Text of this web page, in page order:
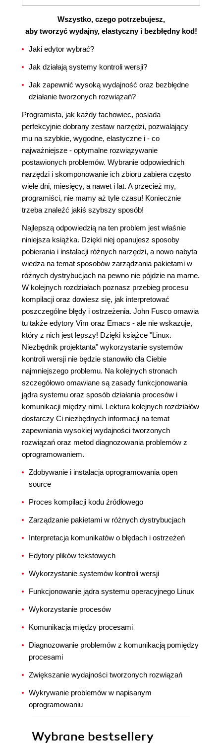
Wszystko, czego potrzebujesz,
aby tworzyć wydajny, elastyczny i bezbłędny kod!
Jaki edytor wybrać?
Jak działają systemy kontroli wersji?
Jak zapewnić wysoką wydajność oraz bezbłędne
działanie tworzonych rozwiązań?
Programista, jak każdy fachowiec, posiada
perfekcyjnie dobrany zestaw narzędzi, pozwalający
mu na szybkie, wygodne, elastyczne i - co
najważniejsze - optymalne rozwiązywanie
postawionych problemów. Wybranie odpowiednich
narzędzi i skomponowanie ich zbioru zabiera często
wiele dni, miesięcy, a nawet i lat. A przecież my,
programiści, nie mamy aż tyle czasu! Koniecznie
trzeba znaleźć jakiś szybszy sposób!
Najlepszą odpowiedzią na ten problem jest właśnie
niniejsza książka. Dzięki niej opanujesz sposoby
pobierania i instalacji różnych narzędzi, a nowo nabyta
wiedza na temat sposobów zarządzania pakietami w
różnych dystrybucjach na pewno nie pójdzie na marne.
W kolejnych rozdziałach poznasz przebieg procesu
kompilacji oraz dowiesz się, jak interpretować
poszczególne błędy i ostrzeżenia. John Fusco omawia
tu także edytory Vim oraz Emacs - ale nie wskazuje,
który z nich jest lepszy! Dzięki książce "Linux.
Niezbędnik projektanta" wykorzystanie systemów
kontroli wersji nie będzie stanowiło dla Ciebie
najmniejszego problemu. Na kolejnych stronach
szczegółowo omawiane są zasady funkcjonowania
jądra systemu oraz sposób działania procesów i
komunikacji między nimi. Lektura kolejnych rozdziałów
dostarczy Ci niezbędnych informacji na temat
zapewniania wysokiej wydajności tworzonych
rozwiązań oraz metod diagnozowania problemów z
oprogramowaniem.
Zdobywanie i instalacja oprogramowania open
source
Proces kompilacji kodu źródłowego
Zarządzanie pakietami w różnych dystrybucjach
Interpretacja komunikatów o błędach i ostrzeżeń
Edytory plików tekstowych
Wykorzystanie systemów kontroli wersji
Funkcjonowanie jądra systemu operacyjnego Linux
Wykorzystanie procesów
Komunikacja między procesami
Diagnozowanie problemów z komunikacją pomiędzy
procesami
Zwiększanie wydajności tworzonych rozwiązań
Wykrywanie problemów w napisanym
oprogramowaniu
Wybrane bestsellery